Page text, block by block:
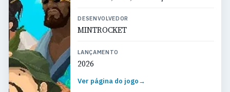
DESENVOLVEDOR
MINTROCKET
LANÇAMENTO
2026
Ver página do jogo→